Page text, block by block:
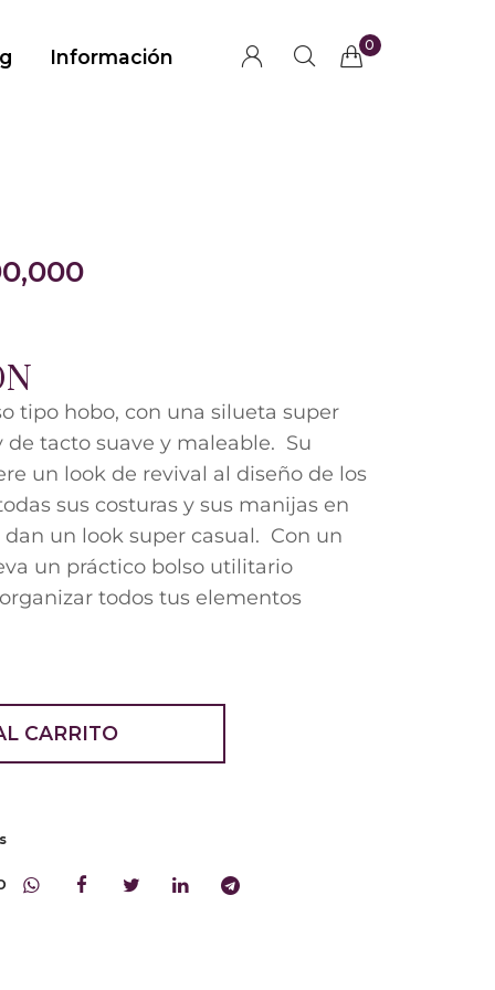
Información 0
tipo hobo, con una silueta super
de tacto suave y maleable. Su
un look de revival al diseño de los
sus costuras y sus manijas en
un look super casual. Con un
un práctico bolso utilitario
todos tus elementos
CARRITO